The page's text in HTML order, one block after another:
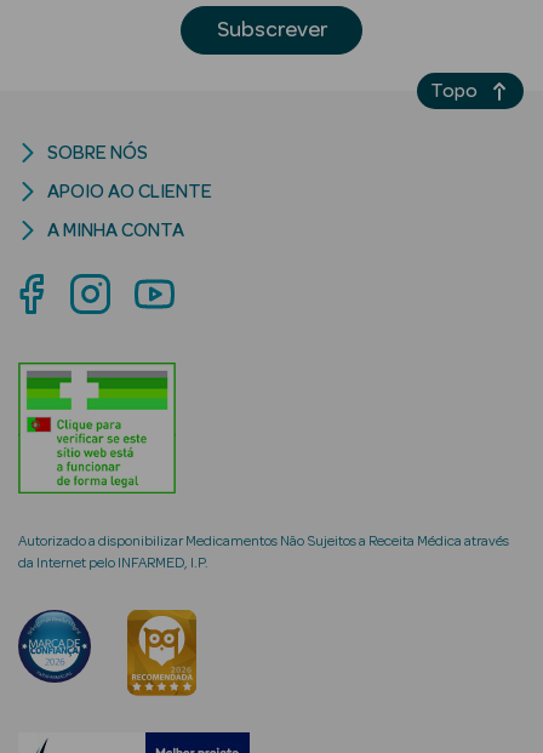
Solares Bebé e
Ver Tudo
Cosmética
Rosto
Hidratantes
Creme de Olhos
envelhecimento
Subscrever
Autorizado a disponibilizar Medicamentos Não Sujeitos a Receita Médica através
da Internet pelo INFARMED, I.P.
SOBRE NÓS
APOIO AO CLIENTE
A MINHA CONTA
Topo